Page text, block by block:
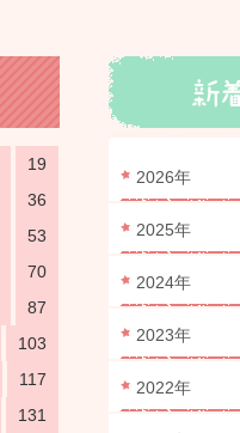
19
36
53
70
87
103
117
131
2026年
2025年
2024年
2023年
2022年